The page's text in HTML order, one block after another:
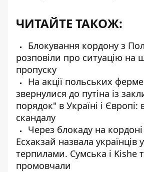
ЧИТАЙТЕ ТАКОЖ:
Блокування кордону з
розповіли про ситуацію на
пропуску
На акції польських
звернулися до путіна із
порядок" в Україні і Європі:
скандалу
Через блокаду на
Есхакзай назвала українців
терпилами. Сумська і Kishe
промовчали